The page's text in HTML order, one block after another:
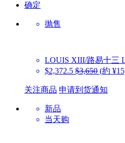
确定
抛售
LOUIS XIII/路易十三
$2,372.5 $3,650 (約
关注商品 申请到货通知
新品
当天购